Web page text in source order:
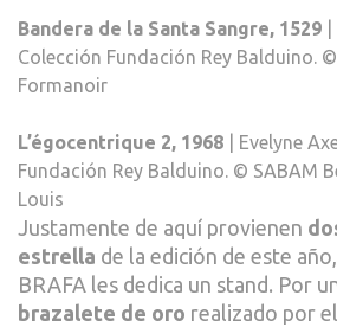
Bandera de la Santa Sangre, 1529
Colección Fundación Rey Balduino.
Formanoir
L’égocentrique 2, 1968 | Evelyne
Fundación Rey Balduino. © SABAM
Louis
Justamente de aquí provienen
estrella de la edición de este
BRAFA les dedica un stand. Por
brazalete de oro realizado por